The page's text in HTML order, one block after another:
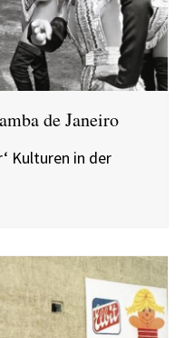
de Janeiro
Kulturen in der